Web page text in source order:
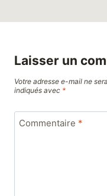
Laisser un
Votre adresse e-mail ne
indiqués avec *
Commentaire *